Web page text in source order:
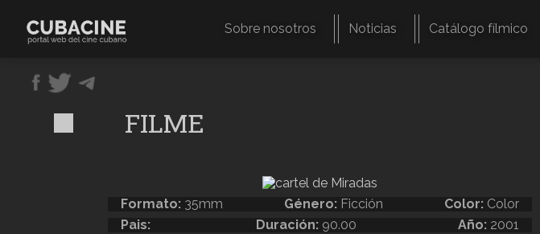
contenido
Navegación
Sobre nosotros Noticias Catálogo fílmico
FILME
Formato: 35mm Género: Ficción Color: Color
Pais:
Duración: 90.00 Año: 2001